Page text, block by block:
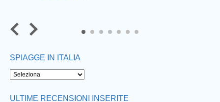
7
SPIAGGE IN ITALIA
ULTIME RECENSIONI INSERITE